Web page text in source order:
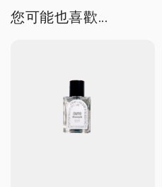
您可能也喜歡...